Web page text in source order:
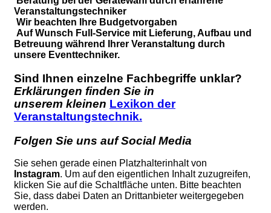
Veranstaltungstechniker
Wir beachten Ihre Budgetvorgaben
Auf Wunsch Full-Service mit Lieferung, Aufbau und
Betreuung während Ihrer Veranstaltung durch
unsere Eventtechniker.
Sind Ihnen einzelne Fachbegriffe unklar?
Erklärungen finden Sie in
unserem kleinen Lexikon der
Veranstaltungstechnik.
Folgen Sie uns auf Social Media
Sie sehen gerade einen Platzhalterinhalt von
Instagram. Um auf den eigentlichen Inhalt zuzugreifen,
klicken Sie auf die Schaltfläche unten. Bitte beachten
Sie, dass dabei Daten an Drittanbieter weitergegeben
werden.